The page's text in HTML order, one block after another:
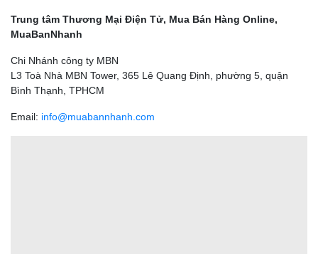
Trung tâm Thương Mại Điện Tử, Mua Bán Hàng Online,
MuaBanNhanh
Chi Nhánh công ty MBN
L3 Toà Nhà MBN Tower, 365 Lê Quang Định, phường 5, quận
Bình Thạnh, TPHCM
Email: info@muabannhanh.com